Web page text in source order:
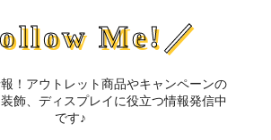
Me!／
！アウトレット商品やキャンペーンの
飾、ディスプレイに役立つ情報発信中
です♪